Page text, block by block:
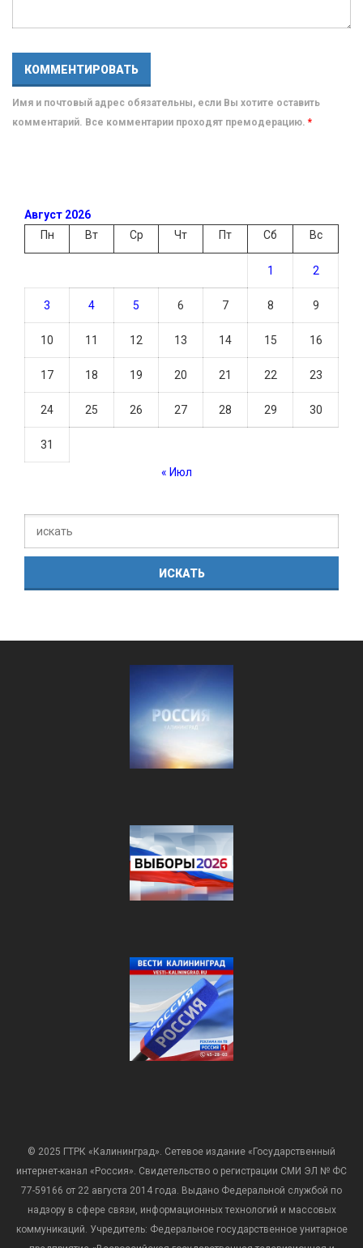
Имя и почтовый адрес обязательны, если Вы хотите оставить
комментарий. Все комментарии проходят премодерацию. *
Август 2026
Пн
Вт Ср Чт Пт Сб Вс
1 2
3 4 5 6 7 8 9
10 11 12 13 14 15 16
17 18 19 20 21 22 23
24 25 26 27 28 29 30
31
« Июл
© 2025 ГТРК «Калининград». Сетевое издание «Государственный
интернет-канал «Россия». Свидетельство о регистрации СМИ ЭЛ № ФС
77-59166 от 22 августа 2014 года. Выдано Федеральной службой по
надзору в сфере связи, информационных технологий и массовых
коммуникаций. Учредитель: Федеральное государственное унитарное